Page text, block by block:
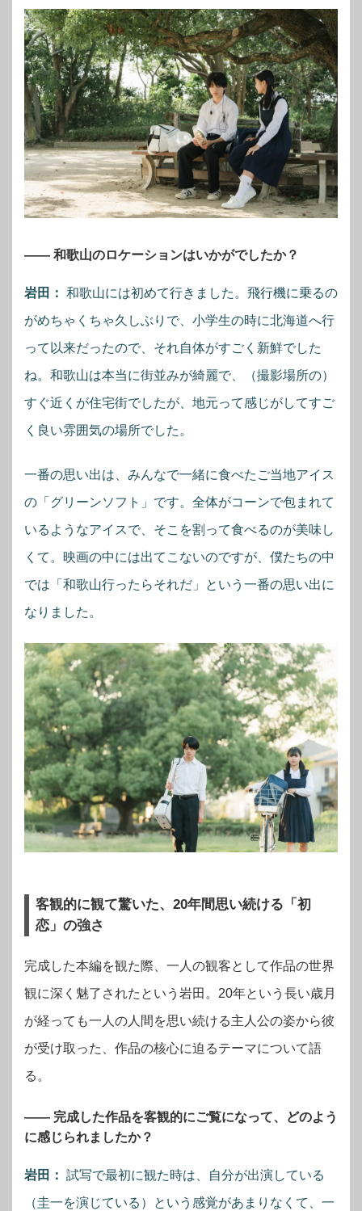
―― 和歌山のロケーションはいかがでしたか？
岩田： 和歌山には初めて行きました。飛行機に乗るの
がめちゃくちゃ久しぶりで、小学生の時に北海道へ行
って以来だったので、それ自体がすごく新鮮でした
ね。和歌山は本当に街並みが綺麗で、（撮影場所の）
すぐ近くが住宅街でしたが、地元って感じがしてすご
く良い雰囲気の場所でした。
一番の思い出は、みんなで一緒に食べたご当地アイス
の「グリーンソフト」です。全体がコーンで包まれて
いるようなアイスで、そこを割って食べるのが美味し
くて。映画の中には出てこないのですが、僕たちの中
では「和歌山行ったらそれだ」という一番の思い出に
なりました。
客観的に観て驚いた、20年間思い続ける「初
恋」の強さ
完成した本編を観た際、一人の観客として作品の世界
観に深く魅了されたという岩田。20年という長い歳月
が経っても一人の人間を思い続ける主人公の姿から彼
が受け取った、作品の核心に迫るテーマについて語
る。
―― 完成した作品を客観的にご覧になって、どのよう
に感じられましたか？
岩田： 試写で最初に観た時は、自分が出演している
（圭一を演じている）という感覚があまりなくて、一